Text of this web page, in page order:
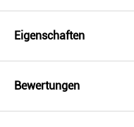
Eigenschaften
Bewertungen